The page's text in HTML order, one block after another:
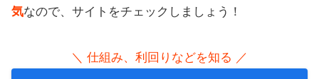
気なので、サイトをチェックしましょう！
＼ 仕組み、利回りなどを知る ／